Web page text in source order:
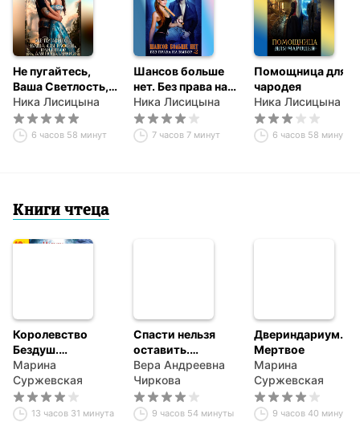
Не пугайтесь,
Ваша Светлость,
или Отбор для
попаданки
Ника Лисицына
6 часов 58 минут
Шансов больше
нет. Без права на
выбор 2
Ника Лисицына
7 часов 7 минут
Помощница для
чародея
Ника Лисицына
6 часов 58 минут
Книги чтеца
Королевство
Бездуш.
Академия
Марина
Суржевская
13 часов 31 минута
Спасти нельзя
оставить.
Сбежавшая
невеста
Вера Андреевна
Чиркова
9 часов 54 минуты
Двериндариум.
Мертвое
Марина
Суржевская
9 часов 40 минут